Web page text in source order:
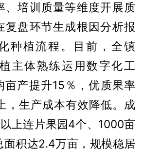
、培训质量等维度开展质
复盘环节生成根因分析报
种植流程。目前，全镇
主体熟练运用数字化工
亩产提升15％，优质果率
，生产成本有效降低。成
上连片果园4个、1000亩
面积达2.4万亩，规模稳居